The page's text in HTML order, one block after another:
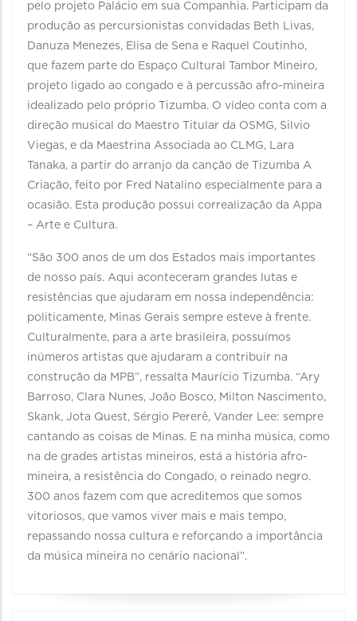
pelo projeto Palácio em sua Companhia. Participam da
produção as percursionistas convidadas Beth Livas,
Danuza Menezes, Elisa de Sena e Raquel Coutinho,
que fazem parte do Espaço Cultural Tambor Mineiro,
projeto ligado ao congado e à percussão afro-mineira
idealizado pelo próprio Tizumba. O vídeo conta com a
direção musical do Maestro Titular da OSMG, Silvio
Viegas, e da Maestrina Associada ao CLMG, Lara
Tanaka, a partir do arranjo da canção de Tizumba A
Criação, feito por Fred Natalino especialmente para a
ocasião. Esta produção possui correalização da Appa
– Arte e Cultura.
“São 300 anos de um dos Estados mais importantes
de nosso país. Aqui aconteceram grandes lutas e
resistências que ajudaram em nossa independência:
politicamente, Minas Gerais sempre esteve à frente.
Culturalmente, para a arte brasileira, possuímos
inúmeros artistas que ajudaram a contribuir na
construção da MPB”, ressalta Maurício Tizumba. “Ary
Barroso, Clara Nunes, João Bosco, Milton Nascimento,
Skank, Jota Quest, Sérgio Pererê, Vander Lee: sempre
cantando as coisas de Minas. E na minha música, como
na de grades artistas mineiros, está a história afro-
mineira, a resistência do Congado, o reinado negro.
300 anos fazem com que acreditemos que somos
vitoriosos, que vamos viver mais e mais tempo,
repassando nossa cultura e reforçando a importância
da música mineira no cenário nacional”.